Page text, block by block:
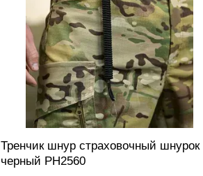
Тренчик шнур страховочный шнурок
черный РН2560